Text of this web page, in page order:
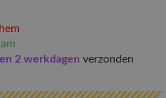
2 werkdagen verzonden